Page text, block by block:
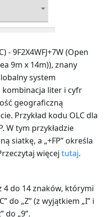
- 9F2X4WFJ+7W (Open
9m x 14m)), znany
system
kombinacja liter i cyfr
geograficzną
Przykład kodu OLC dla
W tym przykładzie
siatkę, a „+FP” określa
więcej tutaj.
4 do 14 znaków, którymi
do „Z” (z wyjątkiem „I” i
do „9”.